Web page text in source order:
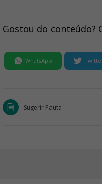
Gostou do conteúdo?
WhatsApp
Sugerir Pauta